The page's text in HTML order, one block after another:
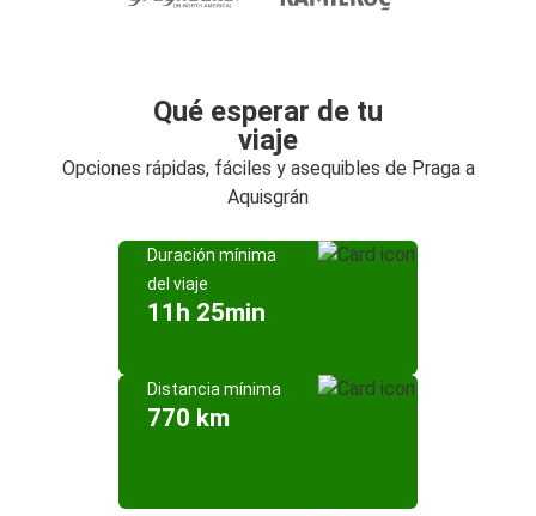
Qué esperar de tu
viaje
Opciones rápidas, fáciles y asequibles de Praga a
Aquisgrán
Duración mínima
del viaje
11h 25min
Distancia mínima
770 km